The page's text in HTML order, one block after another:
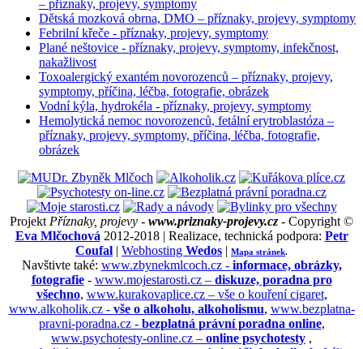
– příznaky, projevy, symptomy
Dětská mozková obrna, DMO – příznaky, projevy, symptomy
Febrilní křeče - příznaky, projevy, symptomy
Plané neštovice - příznaky, projevy, symptomy, infekčnost,
nakažlivost
Toxoalergický exantém novorozenců – příznaky, projevy,
symptomy, příčina, léčba, fotografie, obrázek
Vodní kýla, hydrokéla - příznaky, projevy, symptomy
Hemolytická nemoc novorozenců, fetální erytroblastóza –
příznaky, projevy, symptomy, příčina, léčba, fotografie,
obrázek
ProjektPříznaky, projevy - www.priznaky-projevy.cz - Copyright ©
Eva Mlčochová2012-2018 | Realizace, technická podpora: Petr
Coufal | Webhosting Wedos | Mapa stránek.
Navštivte také: www.zbynekmlcoch.cz - informace, obrázky,
fotografie- www.mojestarosti.cz – diskuze, poradna pro
všechno, www.kurakovaplice.cz – vše o kouření cigaret,
www.alkoholik.cz - vše o alkoholu, alkoholismu, www.bezplatna-
pravni-poradna.cz - bezplatná právní poradna online,
www.psychotesty-online.cz – online psychotesty ,